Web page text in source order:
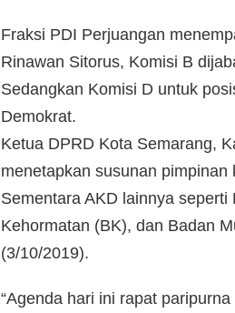
Fraksi PDI Perjuangan
Rinawan Sitorus, Komisi B
Sedangkan Komisi D untuk
Demokrat.
Ketua DPRD Kota Semarang,
menetapkan susunan pimpinan
Sementara AKD lainnya
Kehormatan (BK), dan Badan
(3/10/2019).
“Agenda hari ini rapat